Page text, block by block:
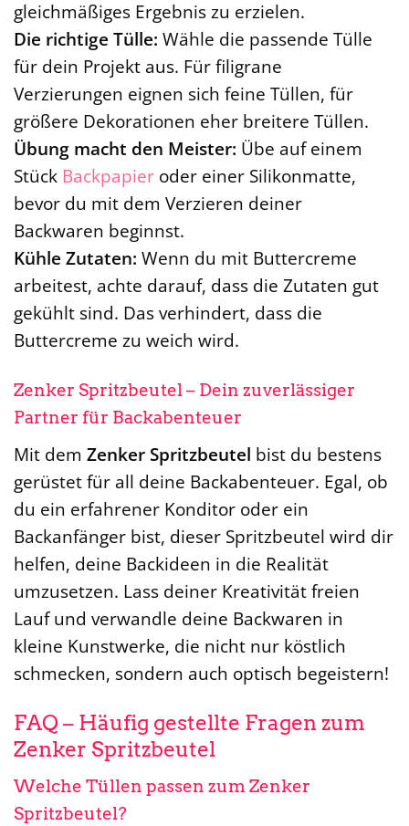
gleichmäßiges Ergebnis zu erzielen.
Die richtige Tülle: Wähle die passende Tülle
für dein Projekt aus. Für filigrane
Verzierungen eignen sich feine Tüllen, für
größere Dekorationen eher breitere Tüllen.
Übung macht den Meister: Übe auf einem
Stück Backpapier oder einer Silikonmatte,
bevor du mit dem Verzieren deiner
Backwaren beginnst.
Kühle Zutaten: Wenn du mit Buttercreme
arbeitest, achte darauf, dass die Zutaten gut
gekühlt sind. Das verhindert, dass die
Buttercreme zu weich wird.
Zenker Spritzbeutel – Dein zuverlässiger
Partner für Backabenteuer
Mit dem Zenker Spritzbeutel bist du bestens
gerüstet für all deine Backabenteuer. Egal, ob
du ein erfahrener Konditor oder ein
Backanfänger bist, dieser Spritzbeutel wird dir
helfen, deine Backideen in die Realität
umzusetzen. Lass deiner Kreativität freien
Lauf und verwandle deine Backwaren in
kleine Kunstwerke, die nicht nur köstlich
schmecken, sondern auch optisch begeistern!
FAQ – Häufig gestellte Fragen zum
Zenker Spritzbeutel
Welche Tüllen passen zum Zenker
Spritzbeutel?